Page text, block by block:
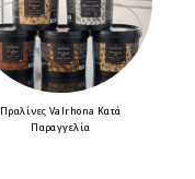
Πραλίνες Valrhona Κατά
Παραγγελία